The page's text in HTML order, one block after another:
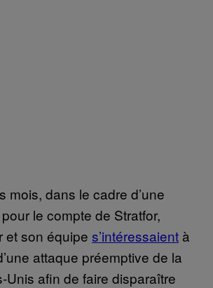
mois, dans le cadre d’une
le compte de Stratfor,
et son équipe s’intéressaient à
attaque préemptive de la
Unis afin de faire disparaître